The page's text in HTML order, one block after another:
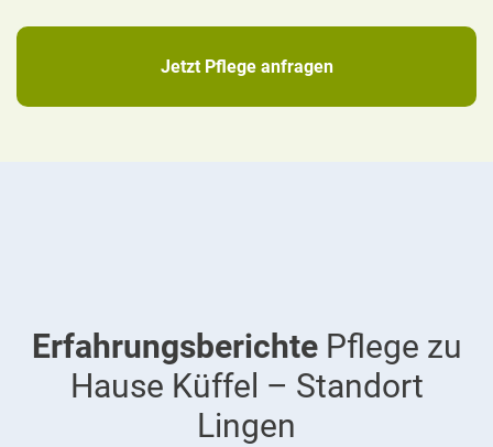
Jetzt Pflege anfragen
ErfahrungsberichtePflege zu
Hause Küffel – Standort
Lingen